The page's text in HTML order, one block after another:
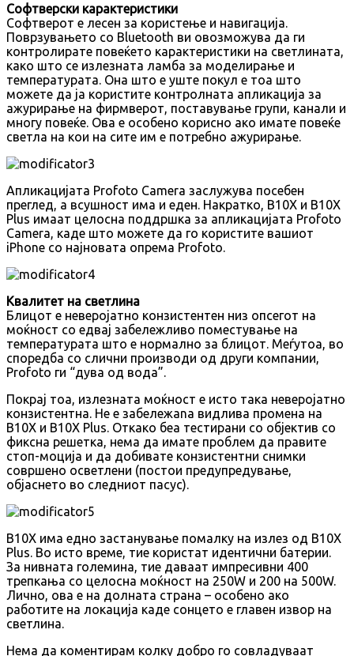
Софтверски карактеристики
Софтверот е лесен за користење и навигација.
Поврзувањето со Bluetooth ви овозможува да ги
контролирате повеќето карактеристики на светлината,
како што се излезната ламба за моделирање и
температурата. Она што е уште покул е тоа што
можете да ја користите контролната апликација за
ажурирање на фирмверот, поставување групи, канали и
многу повеќе. Ова е особено корисно ако имате повеќе
светла на кои на сите им е потребно ажурирање.
Апликацијата Profoto Camera заслужува посебен
преглед, а всушност има и еден. Накратко, B10X и B10X
Plus имаат целосна поддршка за апликацијата Profoto
Camera, каде што можете да го користите вашиот
iPhone со најновата опрема Profoto.
Квалитет на светлина
Блицот е неверојатно конзистентен низ опсегот на
моќност со едвај забележливо поместување на
температурата што е нормално за блицот. Меѓутоа, во
споредба со слични производи од други компании,
Profoto ги “дува од вода”.
Покрај тоа, излезната моќност е исто така неверојатно
конзистентна. Не e забележаna видлива промена на
B10X и B10X Plus. Откако беа тестирани со објектив со
фиксна решетка, нема да имате проблем да правите
стоп-моција и да добивате конзистентни снимки
совршено осветлени (постои предупредување,
објаснето во следниот пасус).
B10X има едно застанување помалку на излез од B10X
Plus. Во исто време, тие користат идентични батерии.
За нивната големина, тие даваат импресивни 400
трепкања со целосна моќност на 250W и 200 на 500W.
Лично, ова е на долната страна – особено ако
работите на локација каде сонцето е главен извор на
светлина.
Нема да коментирам колку добро го совладуваат